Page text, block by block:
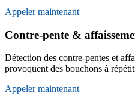
Appeler maintenant
Contre-pente &
Détection des contre-pentes et
provoquent des bouchons à
Appeler maintenant